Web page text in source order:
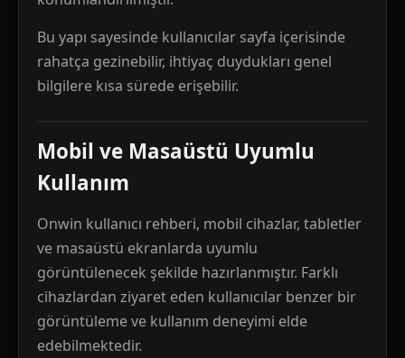
Bu yapı sayesinde kullanıcılar sayfa içerisinde
rahatça gezinebilir, ihtiyaç duydukları genel
bilgilere kısa sürede erişebilir.
Mobil ve Masaüstü Uyumlu
Kullanım
Onwin kullanıcı rehberi, mobil cihazlar, tabletler
ve masaüstü ekranlarda uyumlu
görüntülenecek şekilde hazırlanmıştır. Farklı
cihazlardan ziyaret eden kullanıcılar benzer bir
görüntüleme ve kullanım deneyimi elde
edebilmektedir.